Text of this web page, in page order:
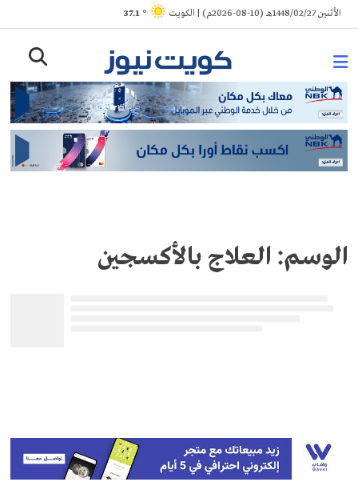
Skip
to
الأثنين 1448/02/27هـ (10-08-2026م) | الكويت ° 37.1
الوسم: العلاج بالأكسجين